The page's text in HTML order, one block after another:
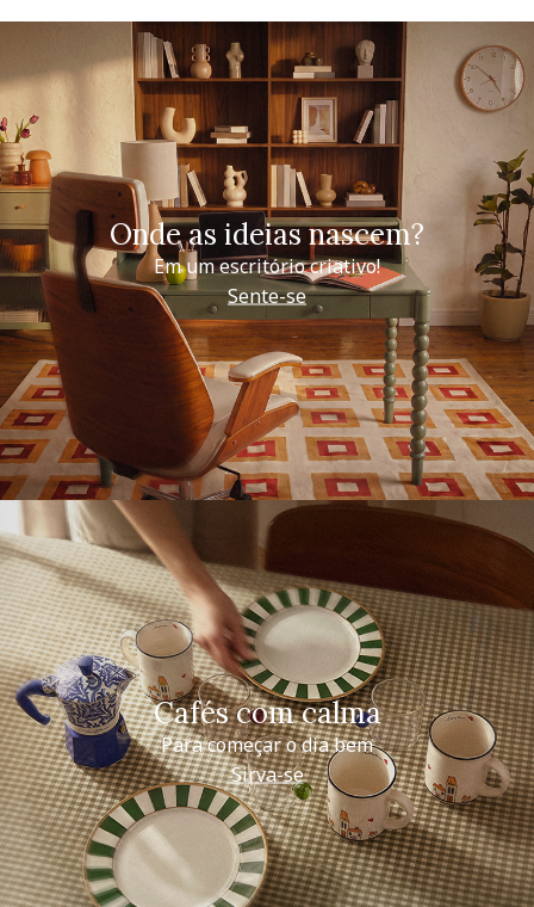
Onde as ideias nascem?
Em um escritório criativo!
Sente-se
Cafés com calma
Para começar o dia bem
Sirva-se